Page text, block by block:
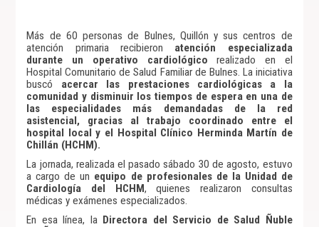
Más de 60 personas de Bulnes, Quillón y sus centros de
atención primaria recibieron atención especializada
durante un operativo cardiológico realizado en el
Hospital Comunitario de Salud Familiar de Bulnes. La iniciativa
buscó acercar las prestaciones cardiológicas a la
comunidad y disminuir los tiempos de espera en una de
las especialidades más demandadas de la red
asistencial, gracias al trabajo coordinado entre el
hospital local y el Hospital Clínico Herminda Martín de
Chillán (HCHM).
La jornada, realizada el pasado sábado 30 de agosto, estuvo
a cargo de un equipo de profesionales de la Unidad de
Cardiología del HCHM, quienes realizaron consultas
médicas y exámenes especializados.
En esa línea, la Directora del Servicio de Salud Ñuble